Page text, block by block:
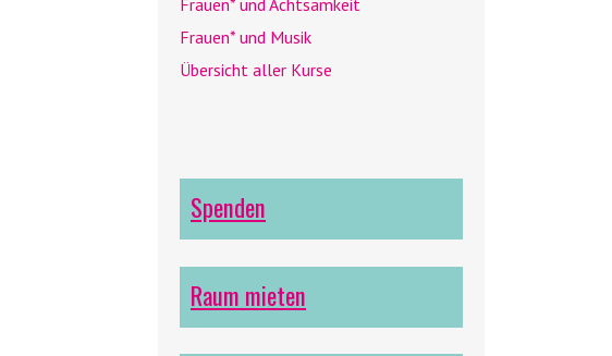
Frauen* und Achtsamkeit
Frauen* und Musik
Übersicht aller Kurse
Spenden
Raum mieten